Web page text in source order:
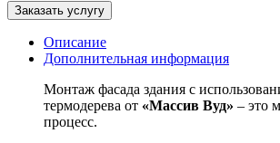
Заказать услугу
Описание
Дополнительная информация
Монтаж фасада здания с
термодерева от «Массив Вуд» – это
процесс.